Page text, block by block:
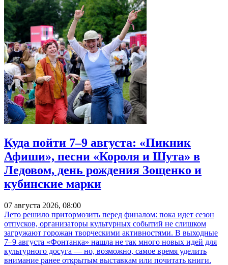
Куда пойти 7–9 августа: «Пикник
Афиши», песни «Короля и Шута» в
Ледовом, день рождения Зощенко и
кубинские марки
07 августа 2026, 08:00
Лето решило притормозить перед финалом: пока идет сезон
отпусков, организаторы культурных событий не слишком
загружают горожан творческими активностями. В выходные
7–9 августа «Фонтанка» нашла не так много новых идей для
культурного досуга — но, возможно, самое время уделить
внимание ранее открытым выставкам или почитать книги.